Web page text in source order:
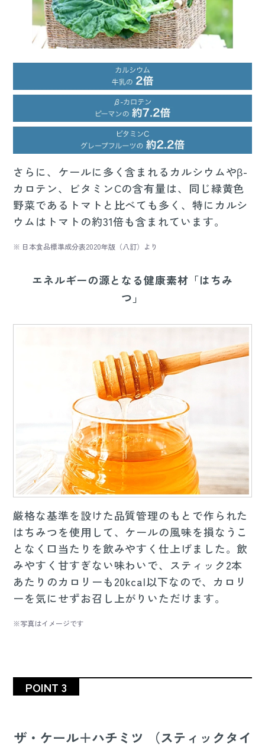
さらに、ケールに多く含まれるカルシウムやβ-
カロテン、ビタミンCの含有量は、同じ緑黄色
野菜であるトマトと比べても多く、特にカルシ
ウムはトマトの約31倍も含まれています。
※ 日本食品標準成分表2020年版（八訂）より
エネルギーの源となる健康素材「はちみ
つ」
厳格な基準を設けた品質管理のもとで作られた
はちみつを使用して、ケールの風味を損なうこ
となく口当たりを飲みやすく仕上げました。飲
みやすく甘すぎない味わいで、スティック2本
あたりのカロリーも20kcal以下なので、カロリ
ーを気にせずお召し上がりいただけます。
※写真はイメージです
POINT 3
ザ・ケール＋ハチミツ （スティックタイ